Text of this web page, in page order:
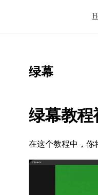
绿幕
绿幕教程
在这个教程中，你